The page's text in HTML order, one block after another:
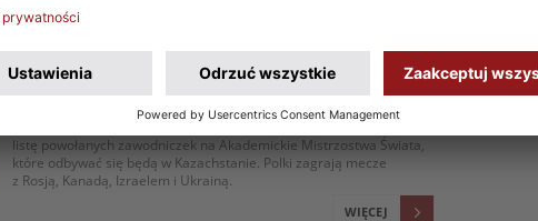
12 / 07 / 18
POWOŁANIA DO REPREZENTACJI POLSKI KOBIET W
FUTSALU NA AKADEMICKIE MISTRZOSTWA ŚWIATA
Trener reprezentacji Polski kobiet w futsalu Wojciech Weiss podał
listę powołanych zawodniczek na Akademickie Mistrzostwa Świata,
które odbywać się będą w Kazachstanie. Polki zagrają mecze
z Rosją, Kanadą, Izraelem i Ukrainą.
WIĘCEJ